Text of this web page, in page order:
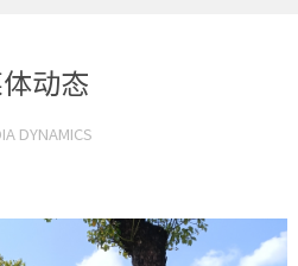
动态
DYNAMICS